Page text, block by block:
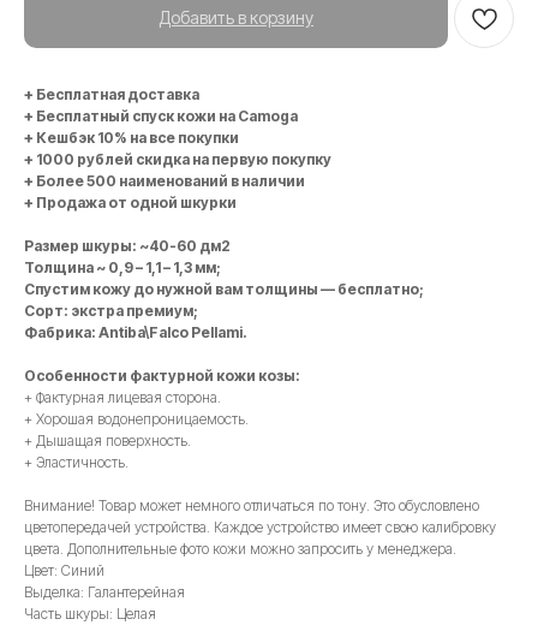
Добавить в корзину
+ Бесплатная доставка
+ Бесплатный спуск кожи на Camoga
+ Кешбэк 10% на все покупки
+ 1000 рублей скидка на первую покупку
+ Более 500 наименований в наличии
+ Продажа от одной шкурки
Размер шкуры: ~40-60 дм2
Толщина ~ 0,9 – 1,1 – 1,3 мм;
Спустим кожу до нужной вам толщины — бесплатно;
Сорт: экстра премиум;
Фабрика: Antiba\Falco Pellami.
Особенности фактурной кожи козы:
+ Фактурная лицевая сторона.
+ Хорошая водонепроницаемость.
+ Дышащая поверхность.
+ Эластичность.
Внимание! Товар может немного отличаться по тону. Это обусловлено
цветопередачей устройства. Каждое устройство имеет свою калибровку
цвета. Дополнительные фото кожи можно запросить у менеджера.
Цвет: Синий
Выделка: Галантерейная
Часть шкуры: Целая